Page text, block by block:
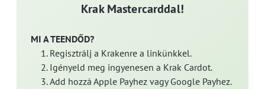
Krak Mastercarddal!
MI A TEENDŐD?
Regisztrálj a Krakenre a linkünkkel.
Igényeld meg ingyenesen a Krak Cardot.
Add hozzá Apple Payhez vagy Google Payhez.